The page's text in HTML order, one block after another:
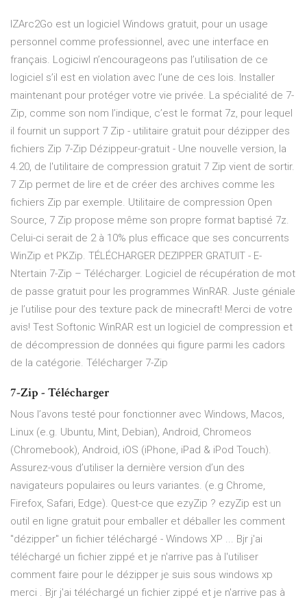
IZArc2Go est un logiciel Windows gratuit, pour un usage
personnel comme professionnel, avec une interface en
français. Logiciwl n’encourageons pas l’utilisation de ce
logiciel s’il est en violation avec l’une de ces lois. Installer
maintenant pour protéger votre vie privée. La spécialité de 7-
Zip, comme son nom l’indique, c’est le format 7z, pour lequel
il fournit un support 7 Zip - utilitaire gratuit pour dézipper des
fichiers Zip 7-Zip Dézippeur-gratuit - Une nouvelle version, la
4.20, de l'utilitaire de compression gratuit 7 Zip vient de sortir.
7 Zip permet de lire et de créer des archives comme les
fichiers Zip par exemple. Utilitaire de compression Open
Source, 7 Zip propose même son propre format baptisé 7z.
Celui-ci serait de 2 à 10% plus efficace que ses concurrents
WinZip et PKZip. TÉLÉCHARGER DEZIPPER GRATUIT - E-
Ntertain 7-Zip – Télécharger. Logiciel de récupération de mot
de passe gratuit pour les programmes WinRAR. Juste géniale
je l’utilise pour des texture pack de minecraft! Merci de votre
avis! Test Softonic WinRAR est un logiciel de compression et
de décompression de données qui figure parmi les cadors
de la catégorie. Télécharger 7-Zip
7-Zip - Télécharger
Nous l’avons testé pour fonctionner avec Windows, Macos,
Linux (e.g. Ubuntu, Mint, Debian), Android, Chromeos
(Chromebook), Android, iOS (iPhone, iPad & iPod Touch).
Assurez-vous d’utiliser la dernière version d’un des
navigateurs populaires ou leurs variantes. (e.g Chrome,
Firefox, Safari, Edge). Quest-ce que ezyZip ? ezyZip est un
outil en ligne gratuit pour emballer et déballer les comment
"dézipper" un fichier téléchargé - Windows XP ... Bjr j'ai
téléchargé un fichier zippé et je n'arrive pas à l'utiliser
comment faire pour le dézipper je suis sous windows xp
merci . Bjr j'ai téléchargé un fichier zippé et je n'arrive pas à